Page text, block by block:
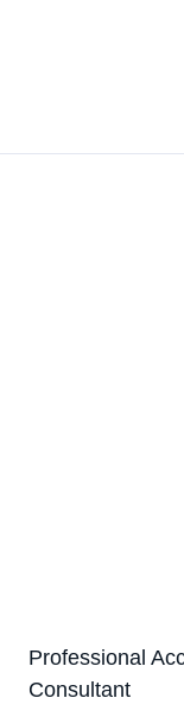
Professional
Consultant